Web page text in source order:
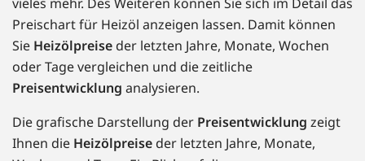
Preischart für Heizöl anzeigen lassen. Damit können
Sie Heizölpreise der letzten Jahre, Monate, Wochen
oder Tage vergleichen und die zeitliche
Preisentwicklung analysieren.
Die grafische Darstellung der Preisentwicklung zeigt
Ihnen die Heizölpreise der letzten Jahre, Monate,